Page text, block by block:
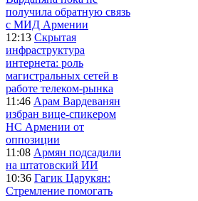
получила обратную связь
с МИД Армении
12:13 Скрытая
инфраструктура
интернета: роль
магистральных сетей в
работе телеком-рынка
11:46 Арам Вардеванян
избран вице-спикером
НС Армении от
оппозиции
11:08 Армян подсадили
на штатовский ИИ
10:36 Гагик Царукян:
Стремление помогать